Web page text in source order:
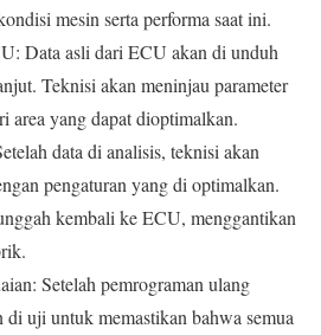
mesin serta performa saat ini.
Data asli dari ECU akan di unduh
Teknisi akan meninjau parameter
area yang dapat dioptimalkan.
data di analisis, teknisi akan
pengaturan yang di optimalkan.
kembali ke ECU, menggantikan
Setelah pemrograman ulang
di uji untuk memastikan bahwa semua